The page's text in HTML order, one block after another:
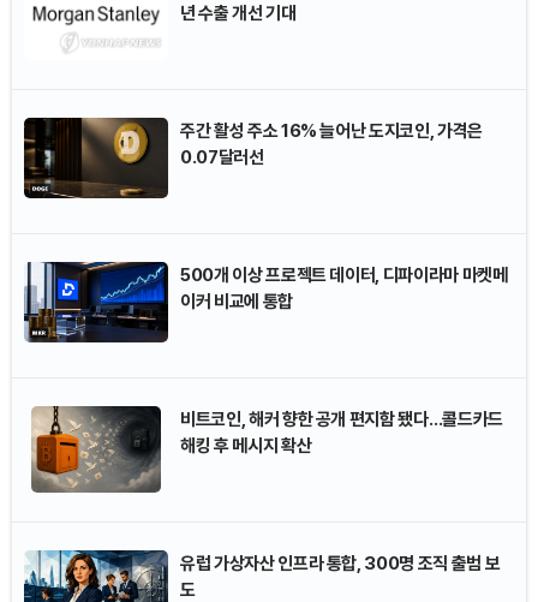
Solana (SOL)
Hyperliquid (HYPE) ₩ 80,464(+2.97%)
Dogecoin (DOGE)
년 수출 개선 기대
주간 활성 주소 16% 늘어난 도지코인, 가격은
0.07달러선
500개 이상 프로젝트 데이터, 디파이라마 마켓메
이커 비교에 통합
비트코인, 해커 향한 공개 편지함 됐다…콜드카드
해킹 후 메시지 확산
유럽 가상자산 인프라 통합, 300명 조직 출범 보
도